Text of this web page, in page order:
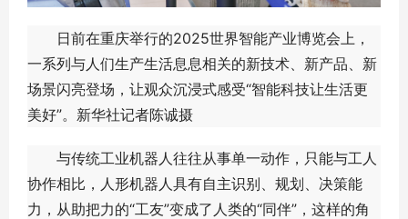
日前在重庆举行的2025世界智能产业博览会上，
一系列与人们生产生活息息相关的新技术、新产品、新
场景闪亮登场，让观众沉浸式感受“智能科技让生活更
美好”。新华社记者陈诚摄
与传统工业机器人往往从事单一动作，只能与工人
协作相比，人形机器人具有自主识别、规划、决策能
力，从助把力的“工友”变成了人类的“同伴”，这样的角